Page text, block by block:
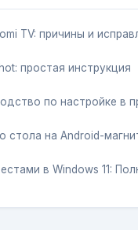
TV: причины и
простая инструкция
по настройке в
стола на Android-
в Windows 11: